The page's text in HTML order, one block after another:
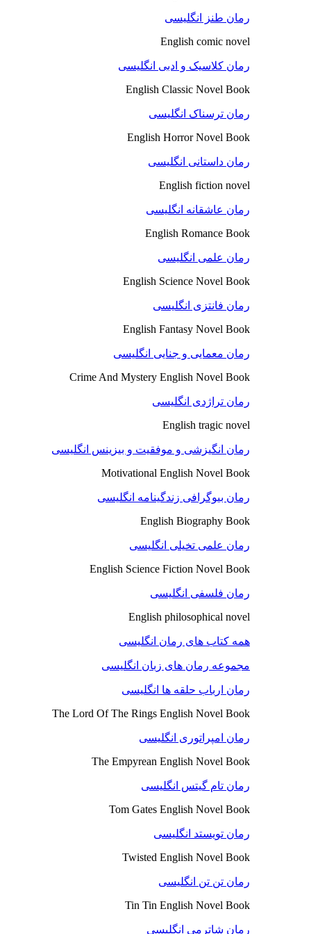
رمان طنز انگلیسی
English comic novel
رمان کلاسیک و ادبی انگلیسی
English Classic Novel Book
رمان ترسناک انگلیسی
English Horror Novel Book
رمان داستانی انگلیسی
English fiction novel
رمان عاشقانه انگلیسی
English Romance Book
رمان علمی انگلیسی
English Science Novel Book
رمان فانتزی انگلیسی
English Fantasy Novel Book
رمان معمایی و جنایی انگلیسی
Crime And Mystery English Novel Book
رمان تراژدی انگلیسی
English tragic novel
رمان انگیزشی و موفقیت و بیزینس انگلیسی
Motivational English Novel Book
رمان بیوگرافی زندگینامه انگلیسی
English Biography Book
رمان علمی تخیلی انگلیسی
English Science Fiction Novel Book
رمان فلسفی انگلیسی
English philosophical novel
همه کتاب های رمان انگلیسی
مجموعه رمان های زبان انگلیسی
رمان ارباب حلقه ها انگلیسی
The Lord Of The Rings English Novel Book
رمان امپراتوری انگلیسی
The Empyrean English Novel Book
رمان تام گیتس انگلیسی
Tom Gates English Novel Book
رمان تویستد انگلیسی
Twisted English Novel Book
رمان تن تن انگلیسی
Tin Tin English Novel Book
رمان شاترمی انگلیسی